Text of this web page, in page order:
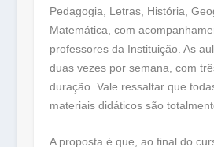
Pedagogia, Letras, História,
Matemática, com
professores da Instituição. As
duas vezes por semana, com
duração. Vale ressaltar que
materiais didáticos são
A proposta é que, ao final do